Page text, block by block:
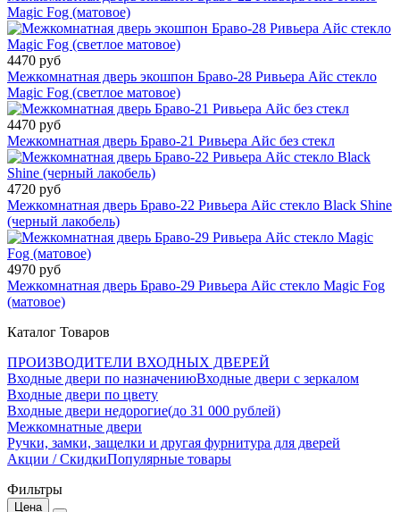
Magic Fog (матовое)
4470 руб
Межкомнатная дверь экошпон Браво-28 Ривьера Айс стекло
Magic Fog (светлое матовое)
4470 руб
Межкомнатная дверь Браво-21 Ривьера Айс без стекл
4720 руб
Межкомнатная дверь Браво-22 Ривьера Айс стекло Black Shine
(черный лакобель)
4970 руб
Межкомнатная дверь Браво-29 Ривьера Айс стекло Magic Fog
(матовое)
Каталог Товаров
ПРОИЗВОДИТЕЛИ ВХОДНЫХ ДВЕРЕЙ
Входные двери по назначениюВходные двери с зеркалом
Входные двери по цвету
Входные двери недорогие(до 31 000 рублей)
Межкомнатные двери
Ручки, замки, защелки и другая фурнитура для дверей
Акции / СкидкиПопулярные товары
Фильтры
Цена